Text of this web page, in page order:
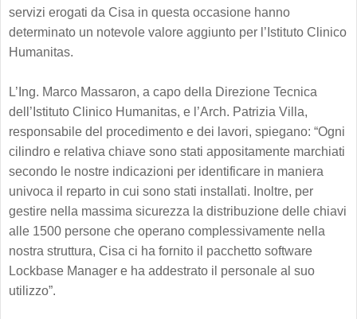
servizi erogati da Cisa in questa occasione hanno
determinato un notevole valore aggiunto per l’Istituto Clinico
Humanitas.
L’Ing. Marco Massaron, a capo della Direzione Tecnica
dell’Istituto Clinico Humanitas, e l’Arch. Patrizia Villa,
responsabile del procedimento e dei lavori, spiegano: “Ogni
cilindro e relativa chiave sono stati appositamente marchiati
secondo le nostre indicazioni per identificare in maniera
univoca il reparto in cui sono stati installati. Inoltre, per
gestire nella massima sicurezza la distribuzione delle chiavi
alle 1500 persone che operano complessivamente nella
nostra struttura, Cisa ci ha fornito il pacchetto software
Lockbase Manager e ha addestrato il personale al suo
utilizzo”.